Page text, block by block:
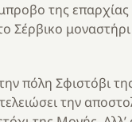
της
μοναστήρι
πόλη Σφιστόβι
την